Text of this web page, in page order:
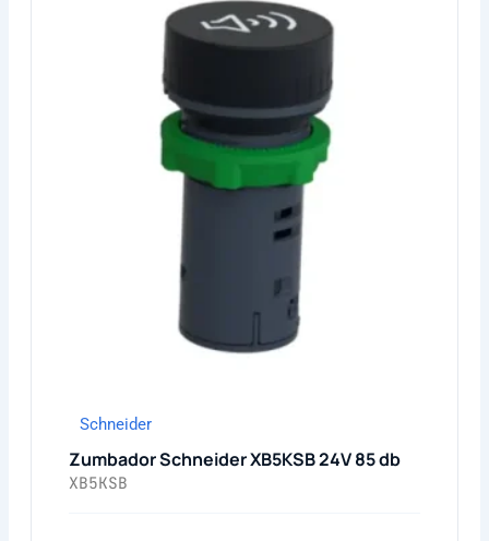
Schneider
Zumbador Schneider XB5KSB 24V 85 db
XB5KSB